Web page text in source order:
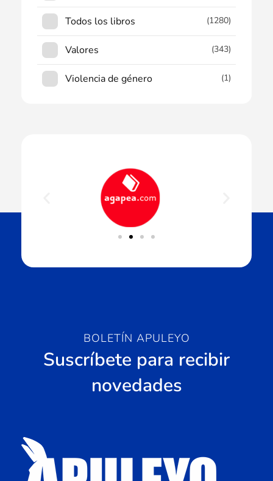
Todos los libros (1280)
Valores (343)
Violencia de género (1)
BOLETÍN APULEYO
Suscríbete para recibir
novedades